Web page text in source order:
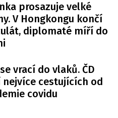
prosazuje velké
V Hongkongu končí
diplomaté míří do
vrací do vlaků. ČD
nejvíce cestujících od
covidu